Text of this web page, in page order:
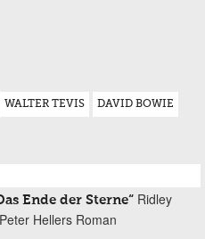
WALTER TEVIS DAVID BOWIE
Ende der Sterne“ Ridley
Hellers Roman